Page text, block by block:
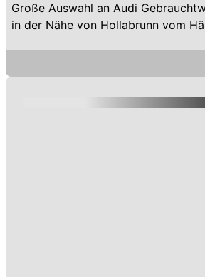
Große Auswahl an Audi
in der Nähe von Hollabrunn vom